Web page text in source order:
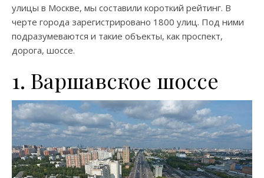
улицы в Москве, мы составили короткий рейтинг. В
черте города зарегистрировано 1800 улиц. Под ними
подразумеваются и такие объекты, как проспект,
дорога, шоссе.
1. Варшавское шоссе